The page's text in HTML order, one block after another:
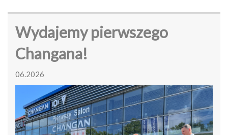
Wydajemy pierwszego
Changana!
06.2026